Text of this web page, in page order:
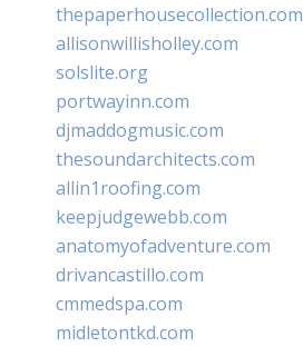
thepaperhousecollection.com
allisonwillisholley.com
solslite.org
portwayinn.com
djmaddogmusic.com
thesoundarchitects.com
allin1roofing.com
keepjudgewebb.com
anatomyofadventure.com
drivancastillo.com
cmmedspa.com
midletontkd.com